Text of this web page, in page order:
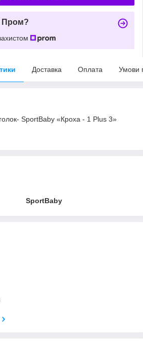
Пром?
Доставка Оплата Умови
SportBaby «Кроха - 1 Plus 3»
SportBaby